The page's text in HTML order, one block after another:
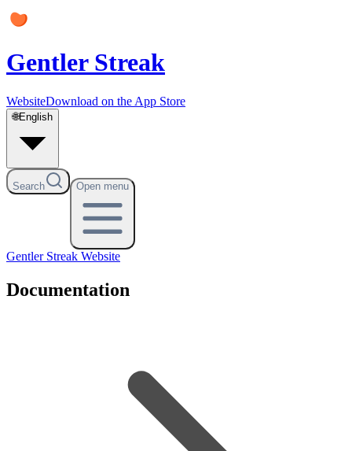
Gentler Streak
WebsiteDownload on the App Store
🌐English
Search Open menu
Gentler Streak Website
Documentation